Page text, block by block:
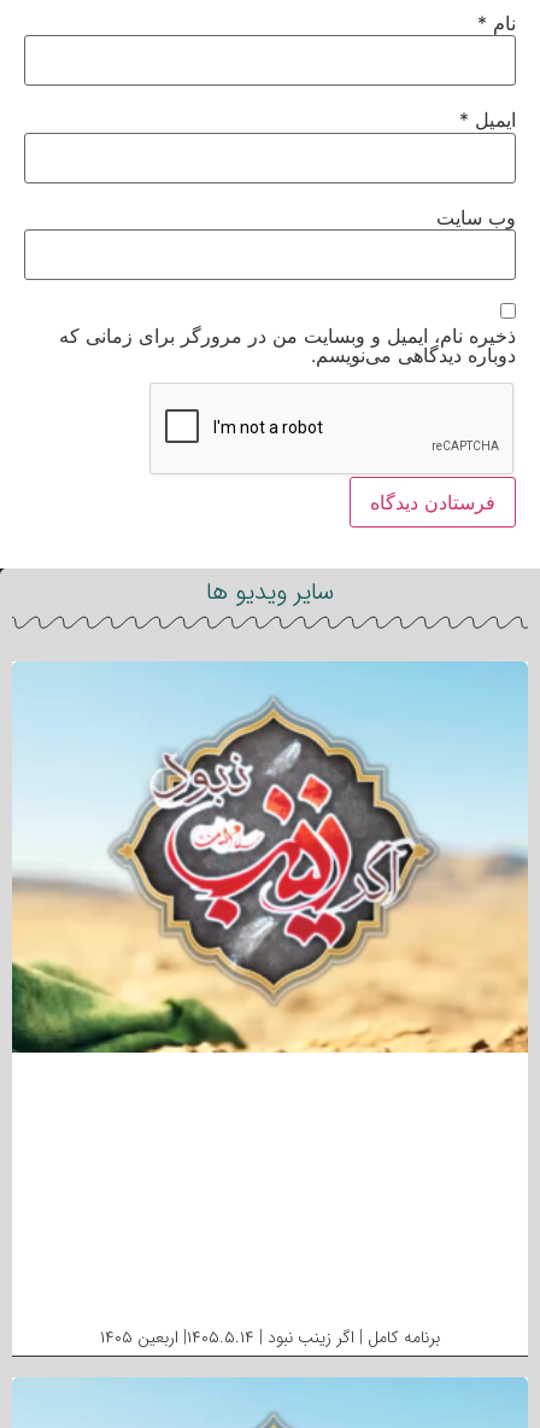
نام *
ایمیل *
وب‌ سایت
ذخیره نام، ایمیل و وبسایت من در مرورگر برای زمانی که
دوباره دیدگاهی می‌نویسم.
سایر ویدیو ها
برنامه کامل | اگر زینب نبود | ۱۴۰۵.۵.۱۴| اربعین ۱۴۰۵